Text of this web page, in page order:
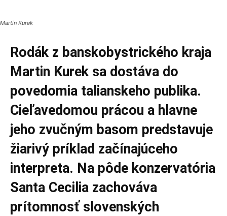
Martin Kurek
Rodák z banskobystrického kraja
Martin Kurek sa dostáva do
povedomia talianskeho publika.
Cieľavedomou prácou a hlavne
jeho zvučným basom predstavuje
žiarivý príklad začínajúceho
interpreta. Na pôde konzervatória
Santa Cecilia zachováva
prítomnosť slovenských